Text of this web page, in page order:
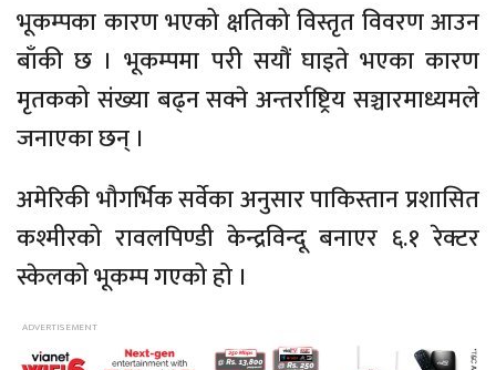
भूकम्पका कारण भएको क्षतिको विस्तृत विवरण आउन
बाँकी छ । भूकम्पमा परी सयौं घाइते भएका कारण
मृतकको संख्या बढ्न सक्ने अन्तर्राष्ट्रिय सञ्चारमाध्यमले
जनाएका छन् ।
अमेरिकी भौगर्भिक सर्वेका अनुसार पाकिस्तान प्रशासित
कश्मीरको रावलपिण्डी केन्द्रविन्दू बनाएर ६.१ रेक्टर
स्केलको भूकम्प गएको हो ।